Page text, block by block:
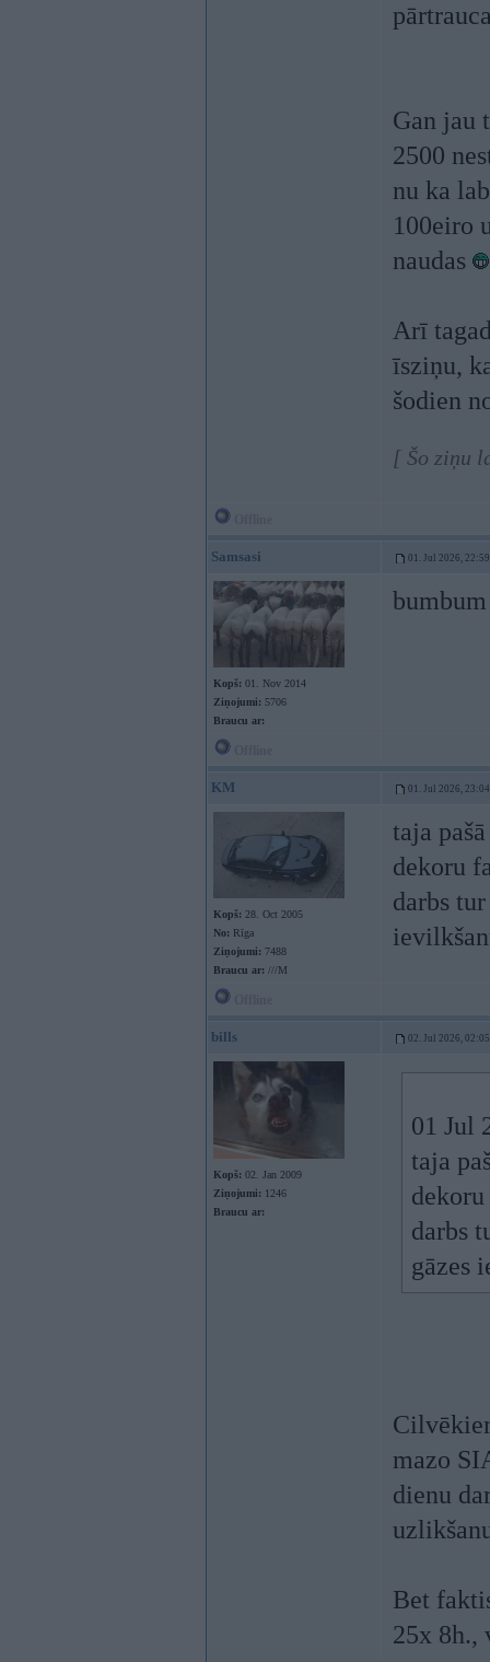
Gan jau
2500
nu ka
100eiro
naudas
Arī
īsziņu,
šodien
[ Šo ziņu
Samsasi 01. Jul 2026, 22:59
Kopš: 01. Nov 2014
Ziņojumi: 5706
Braucu ar:
KM 01. Jul 2026, 23:04
Kopš: 28. Oct 2005
No: Rīga
Ziņojumi: 7488
Braucu ar: ///M
taja
dekoru
darbs
bills 02. Jul 2026, 02:05
Kopš: 02. Jan 2009
Ziņojumi: 1246
Braucu ar:
01 Jul
taja
darbs
gāzes
mazo
dienu
Bet
25x 8h.,